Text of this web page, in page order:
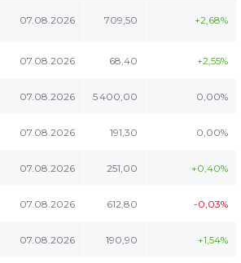
07.08.2026 709,50 +2,68%
07.08.2026 68,40 +2,55%
07.08.2026 5 400,00 0,00%
07.08.2026 191,30 0,00%
07.08.2026 251,00 +0,40%
07.08.2026 612,80 -0,03%
07.08.2026 190,90 +1,54%